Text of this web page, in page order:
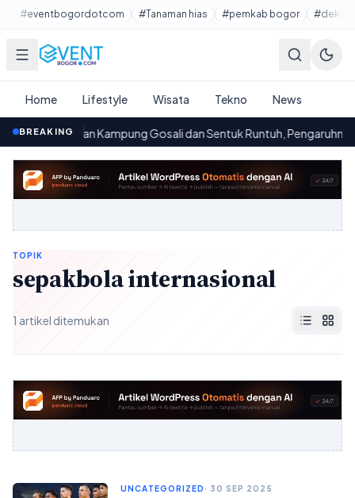
Lewati ke konten utama
#eventbogordotcom #Tanaman hias #pemkab bogor
Home Lifestyle Wisata Tekno News
BREAKING
00.08Jembatan Kampung Gosali dan Sentuk Runtuh, Pengaruhnya
TOPIK
sepakbola internasional
1 artikel ditemukan
UNCATEGORIZED· 30 SEP 2025